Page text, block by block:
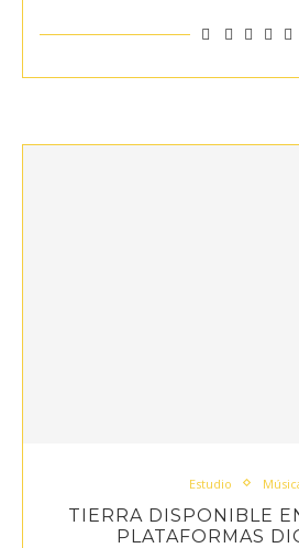
Estudio
TIERRA DISPONIBLE
PLATAFORMAS